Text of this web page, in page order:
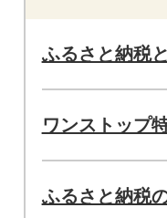
ふるさと納税
ワンストップ
ふるさと納税